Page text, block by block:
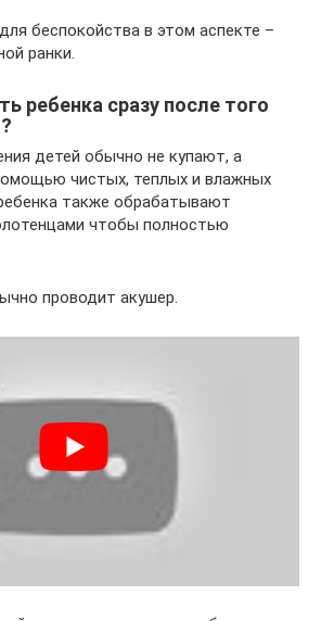
беспокойства в этом аспекте –
ранки.
ребенка сразу после того
детей обычно не купают, а
чистых, теплых и влажных
также обрабатывают
чтобы полностью
проводит акушер.